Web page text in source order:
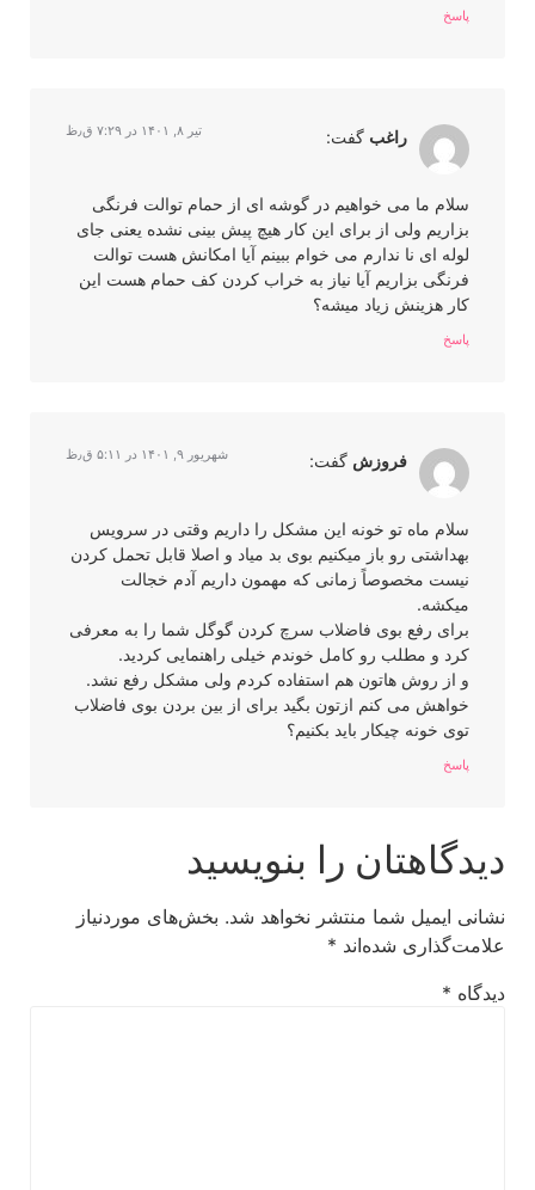
پاسخ
راغب گفت:
سلام ما می خواهیم در گوشه ای از حمام توالت فرنگی
بزاریم ولی از برای این کار هیچ پیش بینی نشده یعنی جای
لوله ای نا ندارم می خوام ببینم آیا امکانش هست توالت
فرنگی بزاریم آیا نیاز به خراب کردن کف حمام هست این
کار هزینش زیاد میشه؟
پاسخ
فروزش گفت: شهریور ۹, ۱۴۰۱ در ۵:۱۱ ق٫ظ
سلام ماه تو خونه این مشکل را داریم وقتی در سرویس
بهداشتی رو باز میکنیم بوی بد میاد و اصلا قابل تحمل کردن
نیست مخصوصاً زمانی که مهمون داریم آدم خجالت
میکشه.
برای رفع بوی فاضلاب سرچ کردن گوگل شما را به معرفی
کرد و مطلب رو کامل خوندم خیلی راهنمایی کردید.
و از روش هاتون هم استفاده کردم ولی مشکل رفع نشد.
خواهش می کنم ازتون بگید برای از بین بردن بوی فاضلاب
توی خونه چیکار باید بکنیم؟
پاسخ
دیدگاهتان را بنویسید
نشانی ایمیل شما منتشر نخواهد شد. بخش‌های موردنیاز
علامت‌گذاری شده‌اند*
دیدگاه*